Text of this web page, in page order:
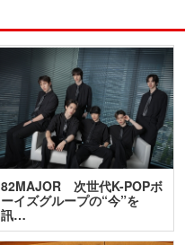
82MAJOR 次世代K-POPボ
ーイズグループの“今”を
訊…